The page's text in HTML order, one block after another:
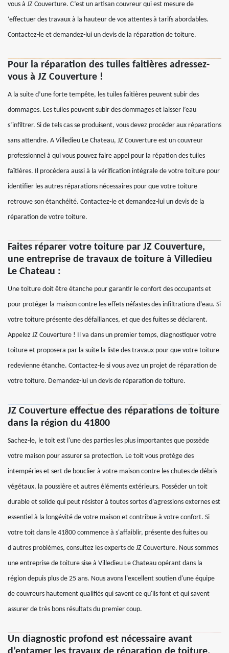
vous à JZ Couverture. C’est un artisan couvreur qui est mesure de
‘effectuer des travaux à la hauteur de vos attentes à tarifs abordables.
Contactez-le et demandez-lui un devis de la réparation de toiture.
Pour la réparation des tuiles faitières adressez-
vous à JZ Couverture !
A la suite d’une forte tempête, les tuiles faitières peuvent subir des
dommages. Les tuiles peuvent subir des dommages et laisser l’eau
s’infiltrer. Si de tels cas se produisent, vous devez procéder aux réparations
sans attendre. A Villedieu Le Chateau, JZ Couverture est un couvreur
professionnel à qui vous pouvez faire appel pour la répation des tuiles
faîtières. Il procédera aussi à la vérification intégrale de votre toiture pour
identifier les autres réparations nécessaires pour que votre toiture
retrouve son étanchéité. Contactez-le et demandez-lui un devis de la
réparation de votre toiture.
Faites réparer votre toiture par JZ Couverture,
une entreprise de travaux de toiture à Villedieu
Le Chateau :
Une toiture doit être étanche pour garantir le confort des occupants et
pour protéger la maison contre les effets néfastes des infiltrations d’eau. Si
votre toiture présente des défaillances, et que des fuites se déclarent.
Appelez JZ Couverture ! Il va dans un premier temps, diagnostiquer votre
toiture et proposera par la suite la liste des travaux pour que votre toiture
redevienne étanche. Contactez-le si vous avez un projet de réparation de
votre toiture. Demandez-lui un devis de réparation de toiture.
JZ Couverture effectue des réparations de toiture
dans la région du 41800
Sachez-le, le toit est l'une des parties les plus importantes que possède
votre maison pour assurer sa protection. Le toit vous protège des
intempéries et sert de bouclier à votre maison contre les chutes de débris
végétaux, la poussière et autres éléments extérieurs. Posséder un toit
durable et solide qui peut résister à toutes sortes d’agressions externes est
essentiel à la longévité de votre maison et contribue à votre confort. Si
votre toit dans le 41800 commence à s'affaiblir, présente des fuites ou
d'autres problèmes, consultez les experts de JZ Couverture. Nous sommes
une entreprise de toiture sise à Villedieu Le Chateau opérant dans la
région depuis plus de 25 ans. Nous avons l’excellent soutien d'une équipe
de couvreurs hautement qualifiés qui savent ce qu'ils font et qui savent
assurer de très bons résultats du premier coup.
Un diagnostic profond est nécessaire avant